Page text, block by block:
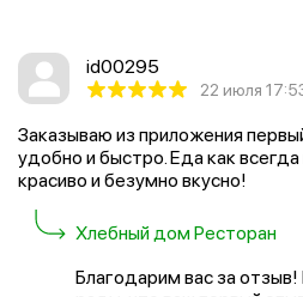
id00295
22 июля
Заказываю из приложения
удобно и быстро. Еда как
красиво и безумно вкусно!
Хлебный дом Ресторан
Благодарим вас за